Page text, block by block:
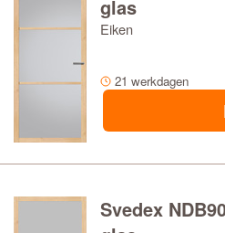
glas
Eiken
21 werkdagen
Svedex